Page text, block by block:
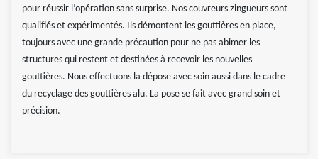
pour réussir l’opération sans surprise. Nos couvreurs zingueurs sont
qualifiés et expérimentés. Ils démontent les gouttières en place,
toujours avec une grande précaution pour ne pas abimer les
structures qui restent et destinées à recevoir les nouvelles
gouttières. Nous effectuons la dépose avec soin aussi dans le cadre
du recyclage des gouttières alu. La pose se fait avec grand soin et
précision.